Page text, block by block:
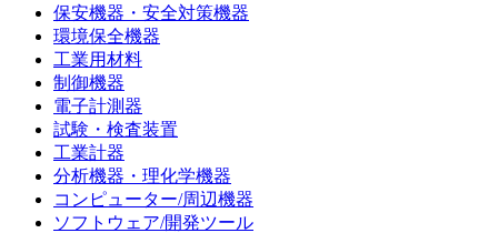
保安機器・安全対策機器
環境保全機器
工業用材料
制御機器
電子計測器
試験・検査装置
工業計器
分析機器・理化学機器
コンピューター/周辺機器
ソフトウェア/開発ツール